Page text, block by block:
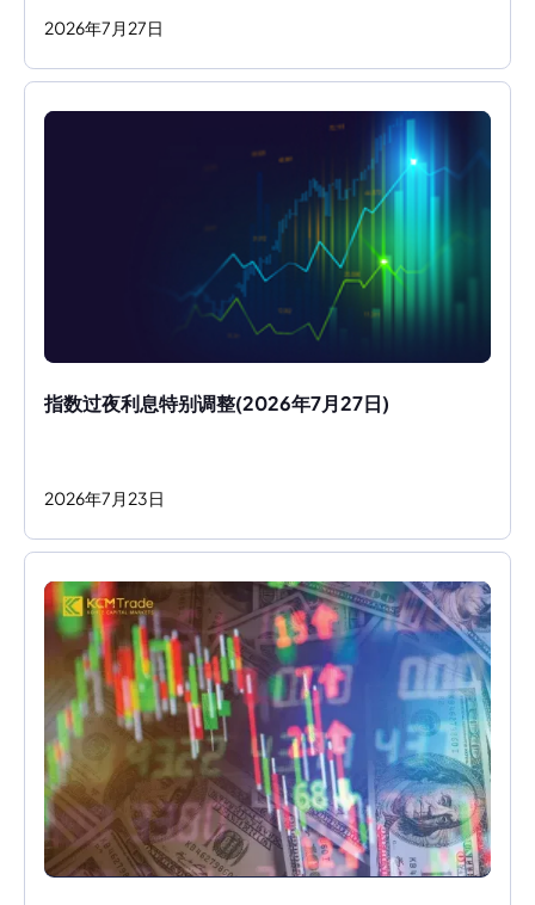
2026年7 月 27日
指数过夜利息特别调整(2026年7月27日)
2026年7 月 23日